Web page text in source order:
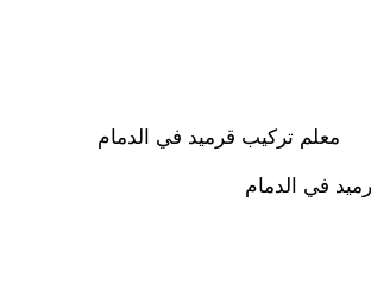
معلم تركيب قرميد في الدمام